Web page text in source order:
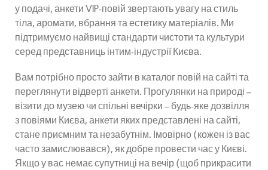
у подачі, анкети VIP-повій звертають увагу на стиль
тіла, аромати, вбрання та естетику матеріалів. Ми
підтримуємо найвищі стандарти чистоти та культури
серед представниць інтим-індустрії Києва.
Вам потрібно просто зайти в каталог повій на сайті та
переглянути відверті анкети. Прогулянки на природі –
візити до музею чи спільні вечірки – будь-яке дозвілля
з повіями Києва, анкети яких представлені на сайті,
стане приємним та незабутнім. Імовірно (кожен із вас
часто замислювався), як добре провести час у Києві.
Якщо у вас немає супутниці на вечір (щоб прикрасити